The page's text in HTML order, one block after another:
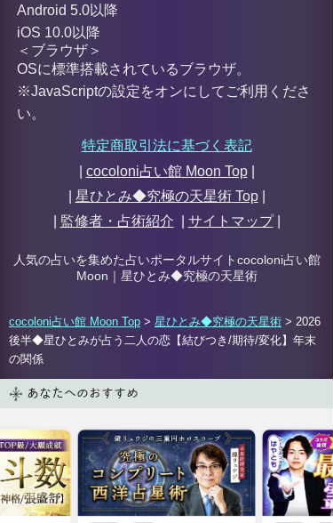
Android 5.0以降
iOS 10.0以降
＜ブラウザ＞
OSに標準搭載されているブラウザ。
※JavaScriptの設定をオンにしてご利用くださ
い。
特定商取引法に基づく表記
cocoloni占い館 Moon Top|
星ひとみ◆究極の天星術Top|
監修者・占術紹介 サイトマップ|
人気の占いを集めた占いポータルサイトcocoloni占い館
Moon｜ 星ひとみ◆究極の天星術
cocoloni占い館 Moon Top > 星ひとみ◆究極の天星術 > 2026
後半◆星ひとみが占う二人の恋【結びつき/期待/変化】年末
の関係
あなたへのおすすめ